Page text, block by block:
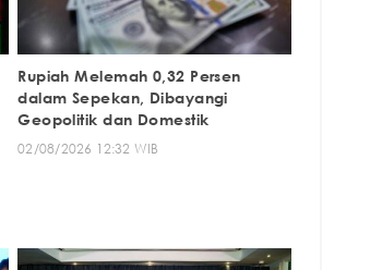
Rupiah Melemah 0,32 Persen
dalam Sepekan, Dibayangi
Geopolitik dan Domestik
02/08/2026 12:32 WIB